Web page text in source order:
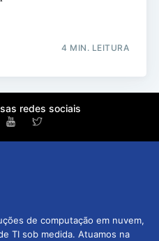
4 MIN. LEITURA
redes sociais
de computação em nuvem,
TI sob medida. Atuamos na